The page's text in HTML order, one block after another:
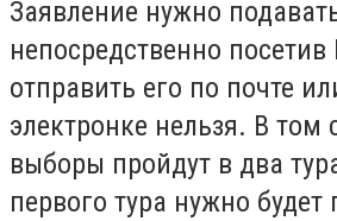
Заявление нужно
непосредственно посетив
отправить его по почте
электронке нельзя. В том
выборы пройдут в два
первого тура нужно будет